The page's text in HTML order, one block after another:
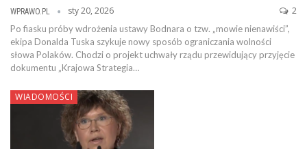
WPRAWO.PL sty 20, 2026 2
Po fiasku próby wdrożenia ustawy Bodnara o tzw. „mowie nienawiści”,
ekipa Donalda Tuska szykuje nowy sposób ograniczania wolności
słowa Polaków. Chodzi o projekt uchwały rządu przewidujący przyjęcie
dokumentu „Krajowa Strategia…
WIADOMOŚCI